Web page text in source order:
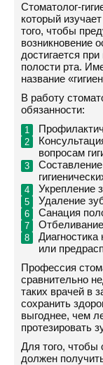
Стоматолог-
который
того, чтобы
возникновение
достигается
полости рта.
название
В работу
обязанности:
вопросам
Укрепление
Удаление
Санация
или
Профессия
сравнительно
таких врачей в
сохранить
выгоднее, чем
протезировать
Для того, чтобы
должен